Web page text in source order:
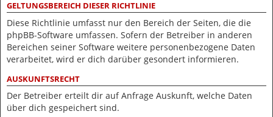
GELTUNGSBEREICH DIESER RICHTLINIE
Diese Richtlinie umfasst nur den Bereich der Seiten, die die
phpBB-Software umfassen. Sofern der Betreiber in anderen
Bereichen seiner Software weitere personenbezogene Daten
verarbeitet, wird er dich darüber gesondert informieren.
AUSKUNFTSRECHT
Der Betreiber erteilt dir auf Anfrage Auskunft, welche Daten
über dich gespeichert sind.